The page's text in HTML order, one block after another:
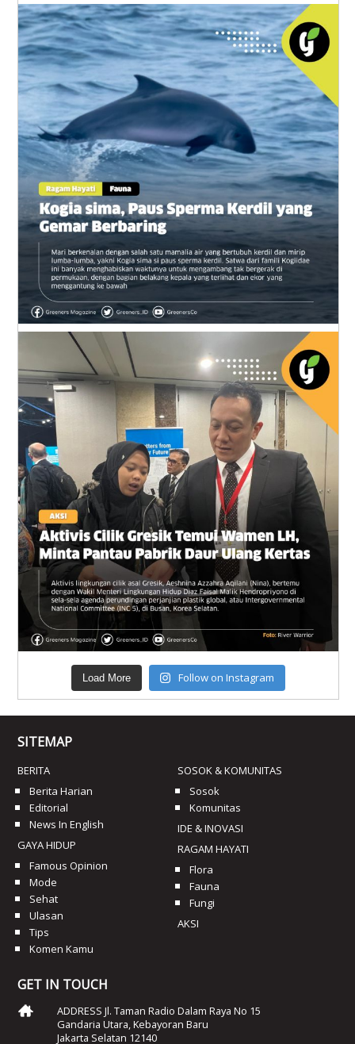
Load More Follow on Instagram
SITEMAP
BERITA
Berita Harian
Editorial
News In English
GAYA HIDUP
Famous Opinion
Mode
Sehat
Ulasan
Tips
Komen Kamu
SOSOK & KOMUNITAS
Sosok
Komunitas
IDE & INOVASI
RAGAM HAYATI
Flora
Fauna
Fungi
AKSI
GET IN TOUCH
ADDRESS Jl. Taman Radio Dalam Raya No 15
Gandaria Utara, Kebayoran Baru
Jakarta Selatan 12140